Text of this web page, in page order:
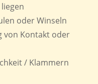
oder Winseln
von Kontakt oder
/ Klammern